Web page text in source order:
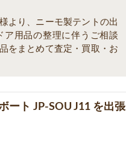
より、ニーモ製テントの出
ア用品の整理に伴うご相談
をまとめて査定・買取・お
ート JP-SOU J11 を出張